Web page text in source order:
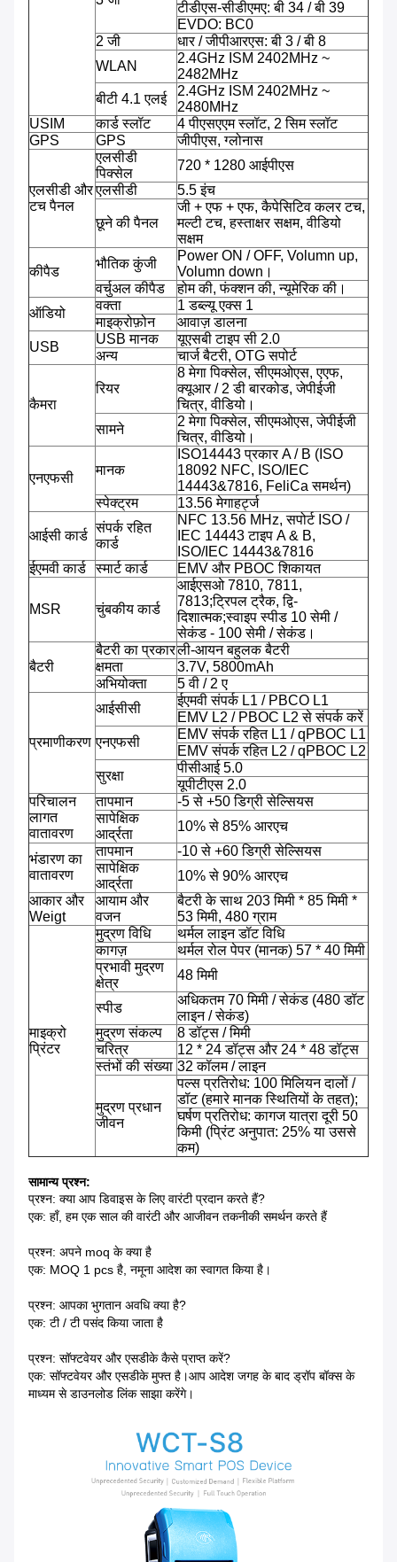
टीडीएस-सीडीएमए: बी 34 / बी 39
EVDO: BC0
2 जी
धार / जीपीआरएस: बी 3 / बी 8
WLAN
2.4GHz ISM 2402MHz ~
2482MHz
बीटी 4.1 एलई
2.4GHz ISM 2402MHz ~
2480MHz
USIM
कार्ड स्लॉट
4 पीएसएएम स्लॉट, 2 सिम स्लॉट
GPS
GPS जीपीएस, ग्लोनास
एलसीडी और
टच पैनल
एलसीडी
पिक्सेल
720 * 1280 आईपीएस
एलसीडी
5.5 इंच
छूने की पैनल
जी + एफ + एफ, कैपेसिटिव कलर टच,
मल्टी टच, हस्ताक्षर सक्षम, वीडियो
सक्षम
कीपैड
भौतिक कुंजी
Power ON / OFF, Volumn up,
Volumn down।
वर्चुअल कीपैड
होम की, फंक्शन की, न्यूमेरिक की।
ऑडियो
वक्ता
1 डब्ल्यू एक्स 1
माइक्रोफ़ोन
आवाज़ डालना
USB
USB मानक
यूएसबी टाइप सी 2.0
अन्य
चार्ज बैटरी, OTG सपोर्ट
कैमरा
रियर
8 मेगा पिक्सेल, सीएमओएस, एएफ,
क्यूआर / 2 डी बारकोड, जेपीईजी
चित्र, वीडियो।
सामने
2 मेगा पिक्सेल, सीएमओएस, जेपीईजी
चित्र, वीडियो।
एनएफसी
मानक
ISO14443 प्रकार A / B (ISO
18092 NFC, ISO/IEC
14443&7816, FeliCa समर्थन)
स्पेक्ट्रम
13.56 मेगाहर्ट्ज
आईसी कार्ड
संपर्क रहित
कार्ड
NFC 13.56 MHz, सपोर्ट ISO /
IEC 14443 टाइप A & B,
ISO/IEC 14443&7816
ईएमवी कार्ड
स्मार्ट कार्ड EMV और PBOC शिकायत
MSR चुंबकीय कार्ड
आईएसओ 7810, 7811,
7813;ट्रिपल ट्रैक, द्वि-
दिशात्मक;स्वाइप स्पीड 10 सेमी /
सेकंड - 100 सेमी / सेकंड।
बैटरी
बैटरी का प्रकारली-आयन बहुलक बैटरी
क्षमता
3.7V, 5800mAh
अभियोक्ता
5 वी / 2 ए
प्रमाणीकरण
आईसीसी
ईएमवी संपर्क L1 / PBCO L1
EMV L2 / PBOC L2 से संपर्क करें
एनएफसी
EMV संपर्क रहित L1 / qPBOC L1
EMV संपर्क रहित L2 / qPBOC L2
सुरक्षा
पीसीआई 5.0
यूपीटीएस 2.0
परिचालन
लागत
वातावरण
तापमान
-5 से +50 डिग्री सेल्सियस
सापेक्षिक
आर्द्रता
10% से 85% आरएच
भंडारण का
वातावरण
तापमान
-10 से +60 डिग्री सेल्सियस
सापेक्षिक
आर्द्रता
10% से 90% आरएच
आकार और
Weigt
आयाम और
वजन
बैटरी के साथ 203 मिमी * 85 मिमी *
53 मिमी, 480 ग्राम
माइक्रो
प्रिंटर
मुद्रण विधि
थर्मल लाइन डॉट विधि
कागज़
थर्मल रोल पेपर (मानक) 57 * 40 मिमी
प्रभावी मुद्रण
क्षेत्र
48 मिमी
स्पीड
अधिकतम 70 मिमी / सेकंड (480 डॉट
लाइन / सेकंड)
मुद्रण संकल्प
8 डॉट्स / मिमी
चरित्र
12 * 24 डॉट्स और 24 * 48 डॉट्स
स्तंभों की संख्या 32 कॉलम / लाइन
मुद्रण प्रधान
जीवन
पल्स प्रतिरोध: 100 मिलियन दालों /
डॉट (हमारे मानक स्थितियों के तहत);
घर्षण प्रतिरोध: कागज यात्रा दूरी 50
किमी (प्रिंट अनुपात: 25% या उससे
कम)
सामान्य प्रश्न:
प्रश्न: क्या आप डिवाइस के लिए वारंटी प्रदान करते हैं?
एक: हाँ, हम एक साल की वारंटी और आजीवन तकनीकी समर्थन करते हैं
प्रश्न: अपने moq के क्या है
एक: MOQ 1 pcs है, नमूना आदेश का स्वागत किया है।
प्रश्न: आपका भुगतान अवधि क्या है?
एक: टी / टी पसंद किया जाता है
प्रश्न: सॉफ्टवेयर और एसडीके कैसे प्राप्त करें?
एक: सॉफ्टवेयर और एसडीके मुफ्त है।आप आदेश जगह के बाद ड्रॉप बॉक्स के
माध्यम से डाउनलोड लिंक साझा करेंगे।